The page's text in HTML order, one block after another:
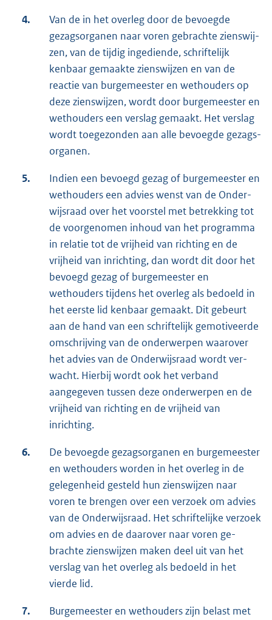
4.
Van de in het overleg door de bevoegde
gezagsorganen naar voren gebrachte zienswij­
zen, van de tijdig ingediende, schriftelijk
kenbaar gemaakte zienswijzen en van de
reactie van burgemeester en wethouders op
deze zienswijzen, wordt door burge­meester en
wet­houders een verslag gemaakt. Het verslag
wordt toegezonden aan alle bevoegde gezags­
organen.
5.
Indien een bevoegd gezag of burgemeester en
wethouders een advies wenst van de Onder­
wijsraad over het voorstel met betrekking tot
de voorgenomen inhoud van het pro­gramma
in relatie tot de vrijheid van richting en de
vrijheid van inrichting, dan wordt dit door het
bevoegd gezag of burgemeester en
wethouders tijdens het overleg als be­doeld in
het eerste lid kenbaar gemaakt. Dit gebeurt
aan de hand van een schriftelijk gemotiveerde
omschrijving van de onderwerpen waarover
het advies van de Onder­wijsraad wordt ver­
wacht. Hierbij wordt ook het verband
aangegeven tussen deze on­derwerpen en de
vrij­heid van richting en de vrijheid van
inrichting.
6.
De bevoegde gezagsorganen en burgemeester
en wethouders worden in het overleg in de
gelegenheid gesteld hun zienswijzen naar
voren te brengen over een verzoek om advies
van de Onderwijsraad. Het schriftelijke verzoek
om advies en de daarover naar voren ge­
brachte zienswijzen maken deel uit van het
verslag van het overleg als bedoeld in het
vierde lid.
7.
Burgemeester en wethouders zijn belast met